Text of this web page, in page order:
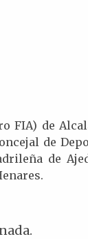
FIA) de
de
de